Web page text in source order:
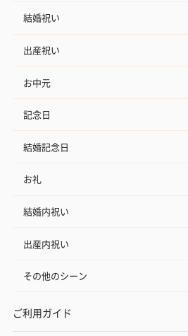
結婚祝い
出産祝い
お中元
記念日
結婚記念日
お礼
結婚内祝い
出産内祝い
その他のシーン
ご利用ガイド